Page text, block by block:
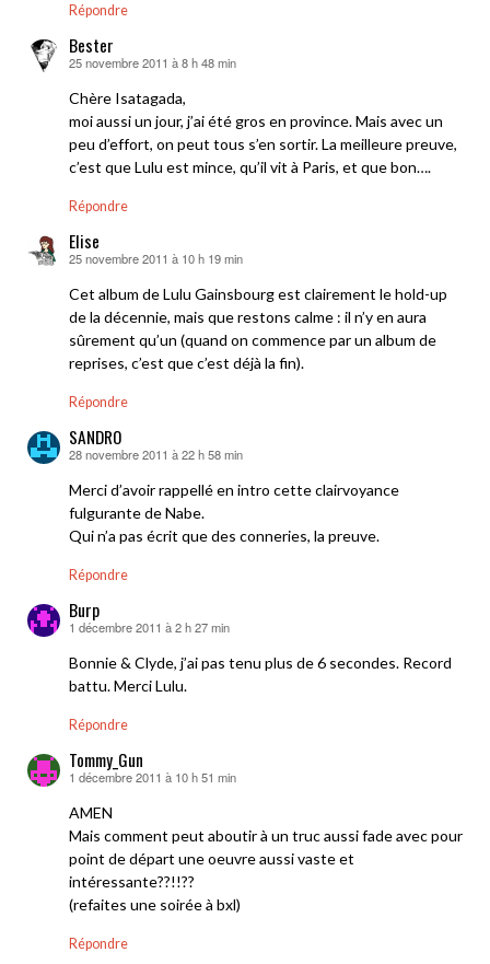
Répondre
Bester
dit :
25 novembre 2011 à 8 h 48 min
Chère Isatagada,
moi aussi un jour, j’ai été gros en province. Mais avec un
peu d’effort, on peut tous s’en sortir. La meilleure preuve,
c’est que Lulu est mince, qu’il vit à Paris, et que bon….
Répondre
Elise
dit :
25 novembre 2011 à 10 h 19 min
Cet album de Lulu Gainsbourg est clairement le hold-up
de la décennie, mais que restons calme : il n’y en aura
sûrement qu’un (quand on commence par un album de
reprises, c’est que c’est déjà la fin).
Répondre
SANDRO
dit :
28 novembre 2011 à 22 h 58 min
Merci d’avoir rappellé en intro cette clairvoyance
fulgurante de Nabe.
Qui n’a pas écrit que des conneries, la preuve.
Répondre
Burp
dit :
1 décembre 2011 à 2 h 27 min
Bonnie & Clyde, j’ai pas tenu plus de 6 secondes. Record
battu. Merci Lulu.
Répondre
Tommy_Gun
dit :
1 décembre 2011 à 10 h 51 min
AMEN
Mais comment peut aboutir à un truc aussi fade avec pour
point de départ une oeuvre aussi vaste et
intéressante??!!??
(refaites une soirée à bxl)
Répondre